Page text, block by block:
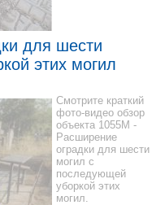
для шести
этих могил
Смотрите краткий
фото-видео обзор
объекта 1055M -
Расширение
оградки для шести
могил с
последующей
уборкой этих
могил.